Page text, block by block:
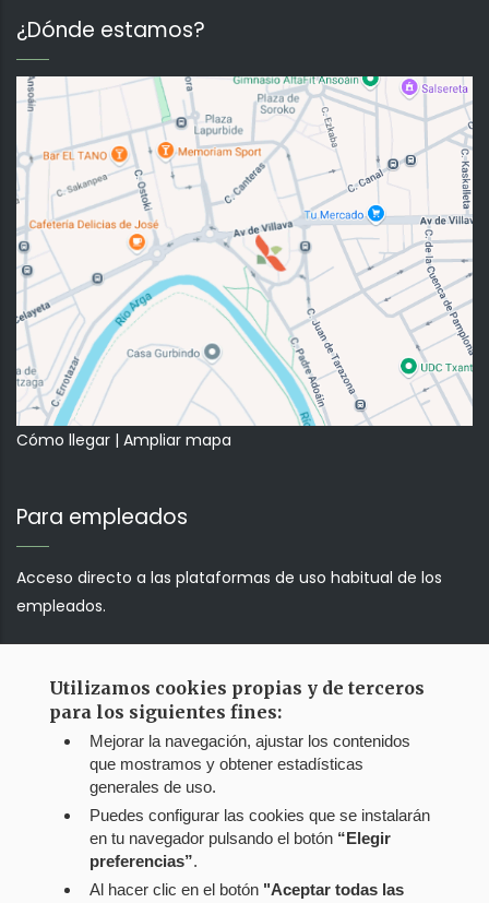
¿Dónde estamos?
Cómo llegar | Ampliar mapa
Para empleados
Acceso directo a las plataformas de uso habitual de los
empleados.
Correo web
Jump!!!
Utilizamos cookies propias y de terceros
para los siguientes fines:
Mejorar la navegación, ajustar los contenidos
que mostramos y obtener estadísticas
generales de uso.
Puedes configurar las cookies que se instalarán
en tu navegador pulsando el botón “Elegir
preferencias”.
Al hacer clic en el botón "Aceptar todas las